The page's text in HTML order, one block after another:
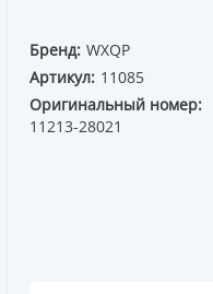
Бренд: WXQP
Артикул: 11085
Оригинальный номер:
11213-28021